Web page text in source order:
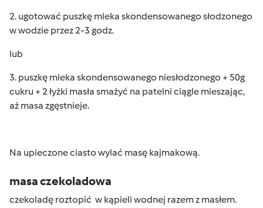
2. ugotować puszkę mleka skondensowanego słodzonego
w wodzie przez 2-3 godz.
lub
3. puszkę mleka skondensowanego niesłodzonego + 50g
cukru + 2 łyżki masła smażyć na patelni ciągle mieszając,
aż masa zgęstnieje.
Na upieczone ciasto wylać masę kajmakową.
masa czekoladowa
czekoladę roztopić w kąpieli wodnej razem z masłem.